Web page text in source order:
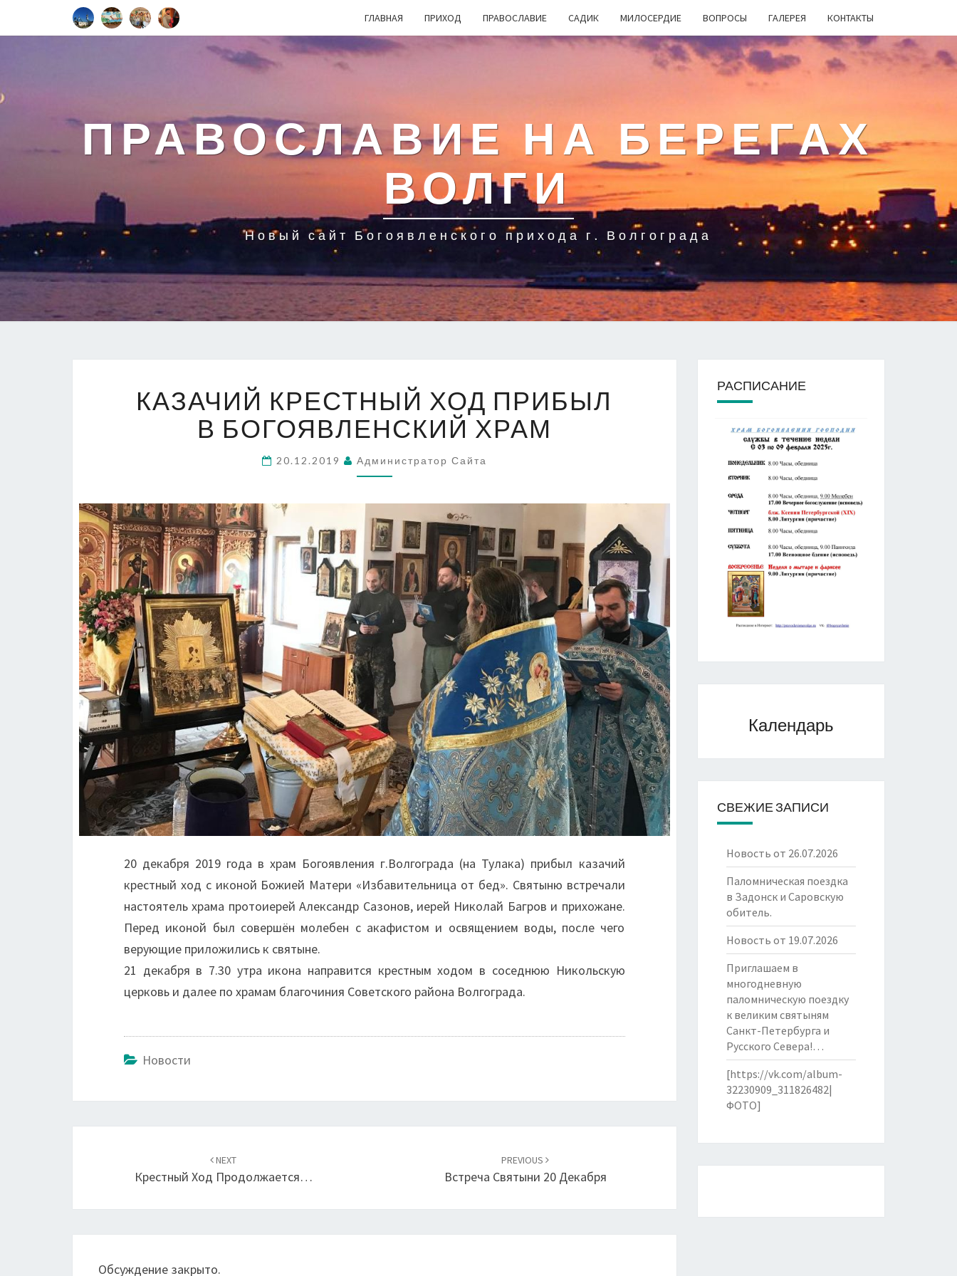
ГЛАВНАЯ ПРИХОД ПРАВОСЛАВИЕ САДИК МИЛОСЕРДИЕ ВОПРОСЫ ГАЛЕРЕЯ КОНТАКТЫ
ПРАВОСЛАВИЕ НА БЕРЕГАХ
ВОЛГИ
Новый сайт Богоявленского прихода г. Волгограда
КРЕСТНЫЙ
ХОД
ПРИБЫЛ
БОГОЯВЛЕНСКИЙ
КАЗАЧИЙ КРЕСТНЫЙ ХОД ПРИБЫЛ
В БОГОЯВЛЕНСКИЙ ХРАМ
20.12.2019 Администратор Сайта
20 декабря 2019 года в храм Богоявления г.Волгограда (на Тулака) прибыл казачий
крестный ход с иконой Божией Матери «Избавительница от бед». Святыню встречали
настоятель храма протоиерей Александр Сазонов, иерей Николай Багров и прихожане.
Перед иконой был совершён молебен с акафистом и освящением воды, после чего
верующие приложились к святыне.
21 декабря в 7.30 утра икона направится крестным ходом в соседнюю Никольскую
церковь и далее по храмам благочиния Советского района Волгограда.
Новости
записям
NEXT
Крестный Ход Продолжается…
PREVIOUS
Встреча Святыни 20 Декабря
Обсуждение закрыто.
РАСПИСАНИЕ
Календарь
СВЕЖИЕ ЗАПИСИ
Новость от 26.07.2026
Паломническая поездка
в Задонск и Саровскую
обитель.
Новость от 19.07.2026
Приглашаем в
многодневную
паломническую поездку
к великим святыням
Санкт-Петербурга и
Русского Севера!…
[https://vk.com/album-
32230909_311826482|
ФОТО]